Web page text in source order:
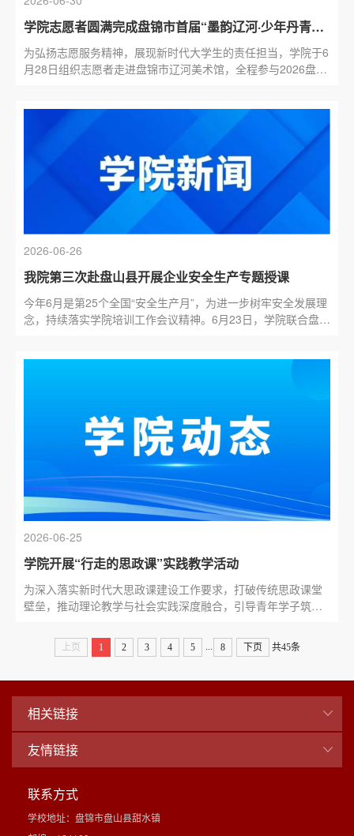
学院志愿者圆满完成盘锦市首届“墨韵辽河·少年丹青奖”现场书画创作大赛志愿服务工作
为弘扬志愿服务精神，展现新时代大学生的责任担当，学院于6
月28日组织志愿者走进盘锦市辽河美术馆，全程参与2026盘锦
2026-06-26
我院第三次赴盘山县开展企业安全生产专题授课
今年6月是第25个全国“安全生产月”，为进一步树牢安全发展理
念，持续落实学院培训工作会议精神。6月23日，学院联合盘山
2026-06-25
学院开展“行走的思政课”实践教学活动
为深入落实新时代大思政课建设工作要求，打破传统思政课堂
壁垒，推动理论教学与社会实践深度融合，引导青年学子筑牢
当。6...
上页 1 2 3 4 5 8 下页 共45条
相关链接
友情链接
联系方式
学校地址：盘锦市盘山县甜水镇